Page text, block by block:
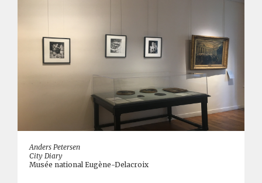
Anders Petersen
City Diary
Musée national Eugène-Delacroix